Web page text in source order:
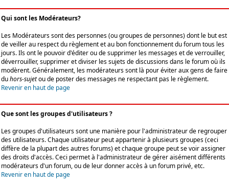
Qui sont les Modérateurs?
Les Modérateurs sont des personnes (ou groupes de personnes) dont le but est
de veiller au respect du règlement et au bon fonctionnement du forum tous les
jours. Ils ont le pouvoir d'éditer ou de supprimer les messages et de verrouiller,
déverrouiller, supprimer et diviser les sujets de discussions dans le forum où ils
modèrent. Généralement, les modérateurs sont là pour éviter aux gens de faire
duhors-sujetou de poster des messages ne respectant pas le règlement.
Revenir en haut de page
Que sont les groupes d'utilisateurs ?
Les groupes d'utilisateurs sont une manière pour l'administrateur de regrouper
des utilisateurs. Chaque utilisateur peut appartenir à plusieurs groupes (ceci
diffère de la plupart des autres forums) et chaque groupe peut se voir assigner
des droits d'accès. Ceci permet à l'administrateur de gérer aisément différents
modérateurs d'un forum, ou de leur donner accès à un forum privé, etc.
Revenir en haut de page